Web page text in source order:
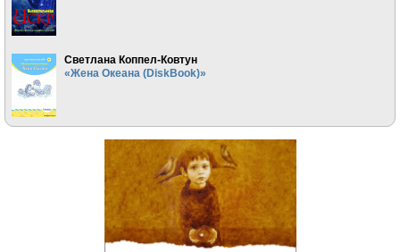
Светлана Коппел-Ковтун
«Жена Океана (DiskBook)»